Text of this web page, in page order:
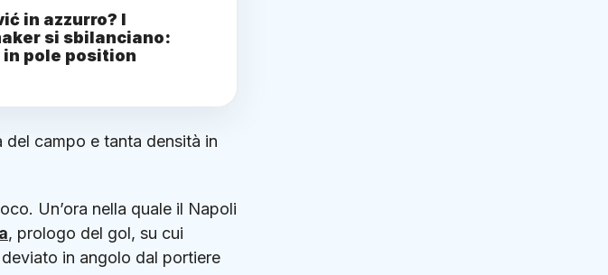
in azzurro? I
si sbilanciano:
in pole position
del campo e tanta densità in
Un’ora nella quale il Napoli
, prologo del gol, su cui
in angolo dal portiere